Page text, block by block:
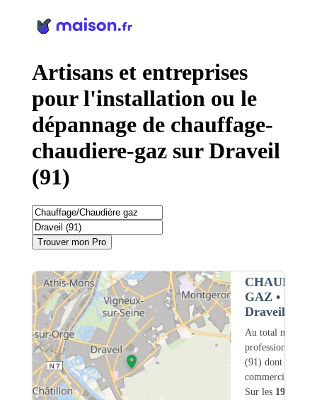
Artisans et entreprises
pour l'installation ou le
dépannage de chauffage-
chaudiere-gaz sur Draveil
(91)
Trouver mon Pro
GAZ •
Draveil (91)
Au total nous
professionnels
(91) dont
commerciale
Sur les 194